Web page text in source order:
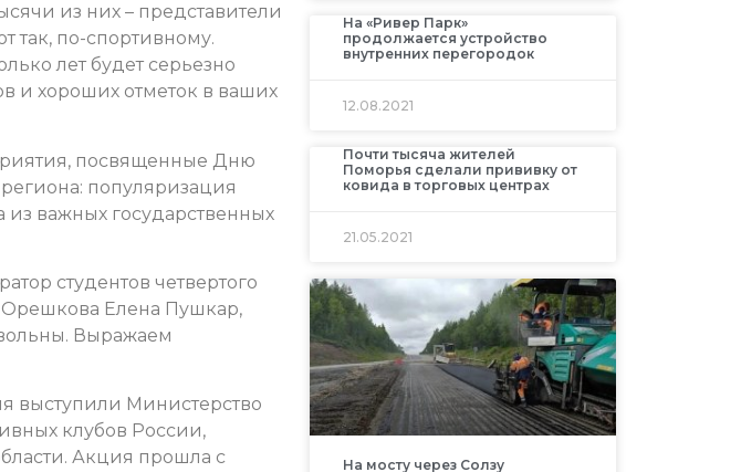
из них – представители
так, по-спортивному.
лет будет серьезно
и хороших отметок в ваших
посвященные Дню
популяризация
важных государственных
студентов четвертого
Орешкова Елена Пушкар,
Выражаем
выступили Министерство
клубов России,
Акция прошла с
На «Ривер Парк»
продолжается устройство
внутренних перегородок
12.08.2021
Почти тысяча жителей
Поморья сделали прививку от
ковида в торговых центрах
21.05.2021
На мосту через Солзу